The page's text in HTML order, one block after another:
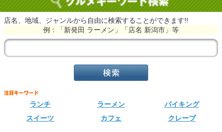
店名、地域、ジャンルから自由に検索することができます!!
例：「新発田 ラーメン」「店名 新潟市」等
ランチ ラーメン
バイキング
スイーツ
カフェ クレープ